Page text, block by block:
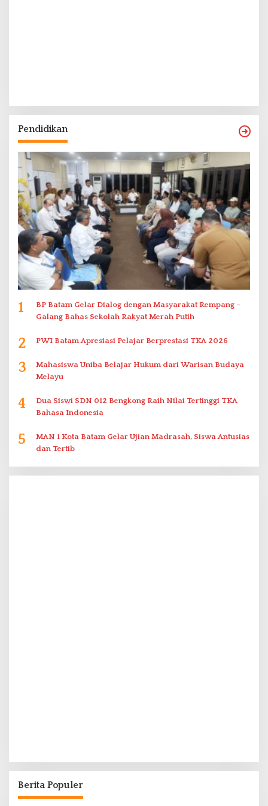
Pendidikan
1
BP Batam Gelar Dialog dengan Masyarakat Rempang –
Galang Bahas Sekolah Rakyat Merah Putih
2 PWI Batam Apresiasi Pelajar Berprestasi TKA 2026
3
Mahasiswa Uniba Belajar Hukum dari Warisan Budaya
Melayu
4
Dua Siswi SDN 012 Bengkong Raih Nilai Tertinggi TKA
Bahasa Indonesia
5
MAN 1 Kota Batam Gelar Ujian Madrasah, Siswa Antusias
dan Tertib
Berita Populer